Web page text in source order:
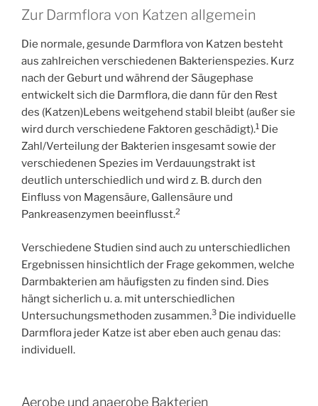
Zur Darmflora von Katzen allgemein
Die normale, gesunde Darmflora von Katzen besteht
aus zahlreichen verschiedenen Bakterienspezies. Kurz
nach der Geburt und während der Säugephase
entwickelt sich die Darmflora, die dann für den Rest
des (Katzen)Lebens weitgehend stabil bleibt (außer sie
wird durch verschiedene Faktoren geschädigt).1 Die
Zahl/Verteilung der Bakterien insgesamt sowie der
verschiedenen Spezies im Verdauungstrakt ist
deutlich unterschiedlich und wird z. B. durch den
Einfluss von Magensäure, Gallensäure und
Pankreasenzymen beeinflusst.2
Verschiedene Studien sind auch zu unterschiedlichen
Ergebnissen hinsichtlich der Frage gekommen, welche
Darmbakterien am häufigsten zu finden sind. Dies
hängt sicherlich u. a. mit unterschiedlichen
Untersuchungsmethoden zusammen.3 Die individuelle
Darmflora jeder Katze ist aber eben auch genau das:
individuell.
Aerobe und anaerobe Bakterien